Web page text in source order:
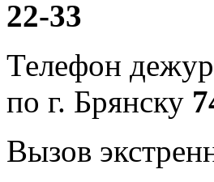
22-33
Телефон
по г. Брянску
Вызов